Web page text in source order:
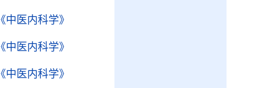
《中医内科学》
《中医内科学》
《中医内科学》